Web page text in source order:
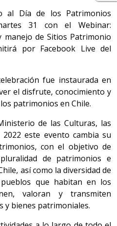
al Día de los Patrimonios
31 con el Webinar:
manejo de Sitios Patrimonio
por Facebook Live del
fue instaurada en
el disfrute, conocimiento y
patrimonios en Chile.
de las Culturas, las
este evento cambia su
con el objetivo de
de patrimonios e
así como la diversidad de
que habitan en los
valoran y transmiten
y bienes patrimoniales.